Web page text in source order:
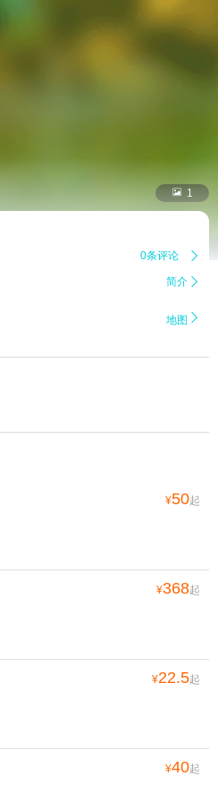
 1
0条评论 
简介 
地图 
¥50起
¥368起
¥22.5起
¥40起